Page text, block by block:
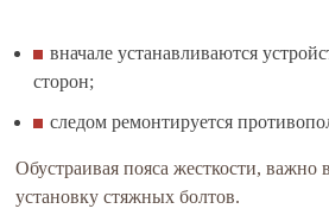
вначале устанавливаются
сторон;
следом ремонтируется
Обустраивая пояса жесткости, важно
установку стяжных болтов.